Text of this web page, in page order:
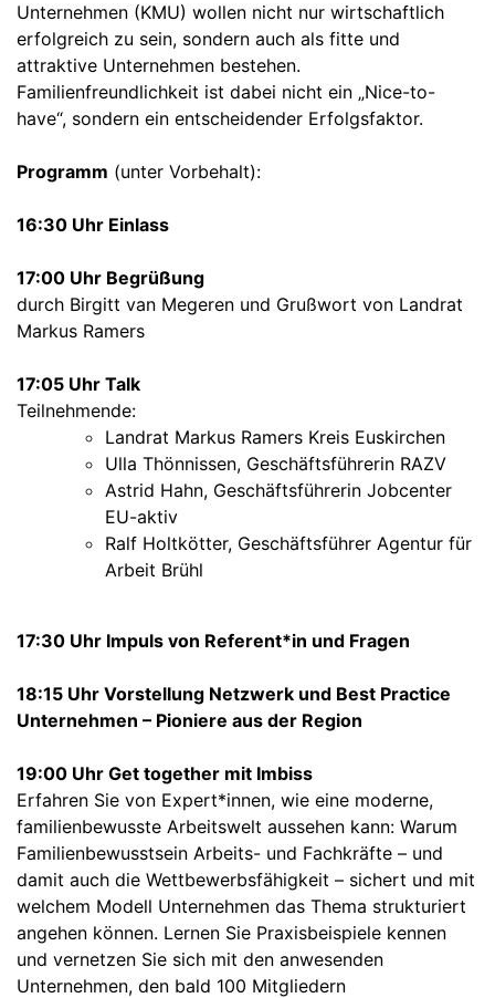
Unternehmen (KMU) wollen nicht nur wirtschaftlich
erfolgreich zu sein, sondern auch als fitte und
attraktive Unternehmen bestehen.
Familienfreundlichkeit ist dabei nicht ein „Nice-to-
have“, sondern ein entscheidender Erfolgsfaktor.
Programm (unter Vorbehalt):
16:30 Uhr Einlass
17:00 Uhr Begrüßung
durch Birgitt van Megeren und Grußwort von Landrat
Markus Ramers
17:05 Uhr Talk
Teilnehmende:
Landrat Markus Ramers Kreis Euskirchen
Ulla Thönnissen, Geschäftsführerin RAZV
Astrid Hahn, Geschäftsführerin Jobcenter
EU-aktiv
Ralf Holtkötter, Geschäftsführer Agentur für
Arbeit Brühl
17:30 Uhr Impuls von Referent*in und Fragen
18:15 Uhr Vorstellung Netzwerk und Best Practice
Unternehmen – Pioniere aus der Region
19:00 Uhr Get together mit Imbiss
Erfahren Sie von Expert*innen, wie eine moderne,
familienbewusste Arbeitswelt aussehen kann: Warum
Familienbewusstsein Arbeits- und Fachkräfte – und
damit auch die Wettbewerbsfähigkeit – sichert und mit
welchem Modell Unternehmen das Thema strukturiert
angehen können. Lernen Sie Praxisbeispiele kennen
und vernetzen Sie sich mit den anwesenden
Unternehmen, den bald 100 Mitgliedern